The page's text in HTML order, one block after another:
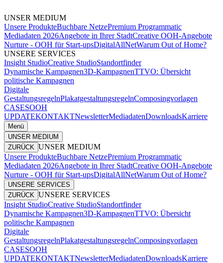
UNSER MEDIUM
Unsere ProdukteBuchbare NetzePremium Programmatic
Mediadaten 2026Angebote in Ihrer StadtCreative OOH-Angebote
Nurture - OOH für Start-upsDigitalAllNetWarum Out of Home?
UNSERE SERVICES
Insight StudioCreative StudioStandortfinder
Dynamische Kampagnen3D-KampagnenTTVO: Übersicht
politische Kampagnen
Digitale
GestaltungsregelnPlakatgestaltungsregelnComposingvorlagen
CASESOOH
UPDATEKONTAKTNewsletterMediadatenDownloadsKarriere
Menü
UNSER MEDIUM
ZURÜCK UNSER MEDIUM
Unsere ProdukteBuchbare NetzePremium Programmatic
Mediadaten 2026Angebote in Ihrer StadtCreative OOH-Angebote
Nurture - OOH für Start-upsDigitalAllNetWarum Out of Home?
UNSERE SERVICES
ZURÜCK UNSERE SERVICES
Insight StudioCreative StudioStandortfinder
Dynamische Kampagnen3D-KampagnenTTVO: Übersicht
politische Kampagnen
Digitale
GestaltungsregelnPlakatgestaltungsregelnComposingvorlagen
CASESOOH
UPDATEKONTAKTNewsletterMediadatenDownloadsKarriere